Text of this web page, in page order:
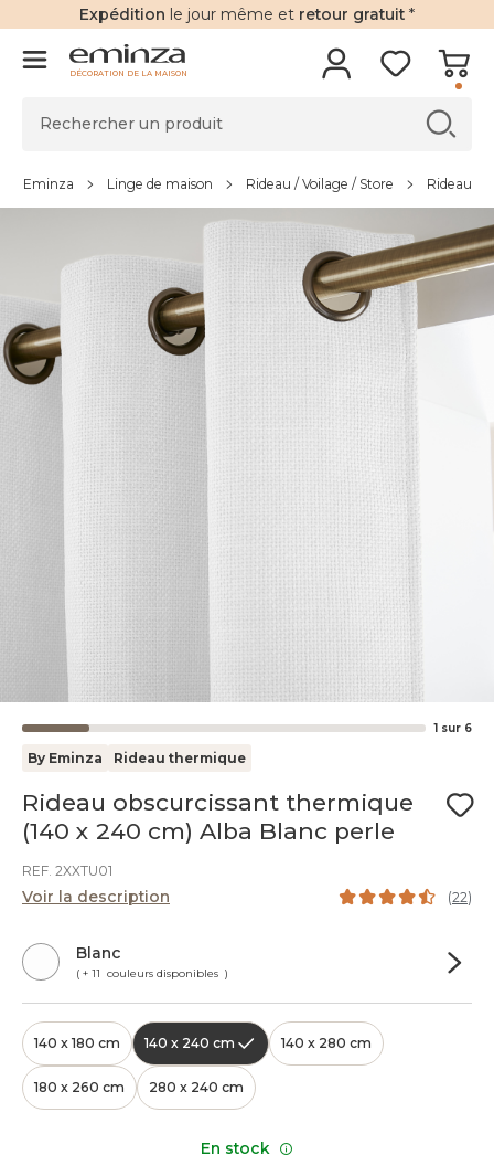
Expédition le jour même et retour gratuit *
DÉCORATION DE LA MAISON
Eminza Linge de maison Rideau / Voilage / Store Rideau
1 sur 6
By Eminza Rideau thermique
Rideau obscurcissant thermique
(140 x 240 cm) Alba Blanc perle
REF. 2XXTU01
Voir la description (22)
Blanc
( + 11 couleurs disponibles )
140 x 180 cm 140 x 240 cm 140 x 280 cm
180 x 260 cm 280 x 240 cm